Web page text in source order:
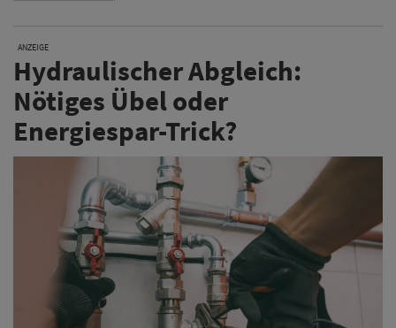
ANZEIGE
Hydraulischer Abgleich:
Nötiges Übel oder
Energiespar-Trick?